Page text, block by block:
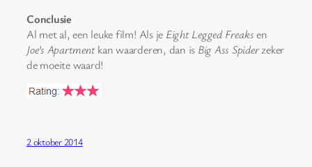
Conclusie
Al met al, een leuke film! Als je Eight Legged Freaksen
Joe’s Apartmentkan waarderen, dan is Big Ass Spiderzeker
de moeite waard!
2 oktober 2014